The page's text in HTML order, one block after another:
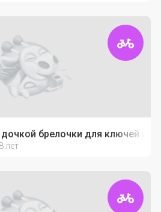
брелочки для ключей из
лет